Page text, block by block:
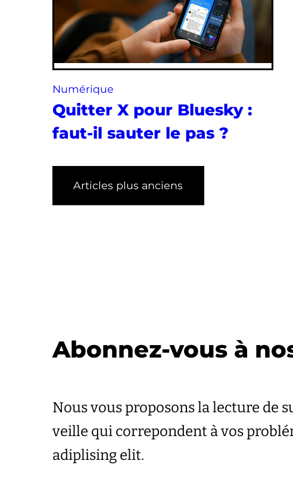
Numérique
Quitter X pour Bluesky :
faut-il sauter le pas ?
Articles plus anciens
Abonnez-vous à
Nous vous proposons la lecture de
veille qui correpondent à vos
adiplising elit.